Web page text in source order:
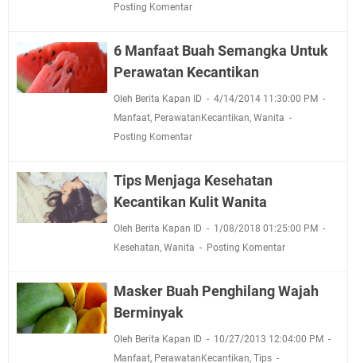
Posting Komentar
6 Manfaat Buah Semangka Untuk
Perawatan Kecantikan
Oleh Berita Kapan ID
4/14/2014 11:30:00 PM
Manfaat, PerawatanKecantikan, Wanita
Posting Komentar
Tips Menjaga Kesehatan
Kecantikan Kulit Wanita
Oleh Berita Kapan ID
1/08/2018 01:25:00 PM
Kesehatan, Wanita Posting Komentar
Masker Buah Penghilang Wajah
Berminyak
Oleh Berita Kapan ID
10/27/2013 12:04:00 PM
Manfaat, PerawatanKecantikan, Tips